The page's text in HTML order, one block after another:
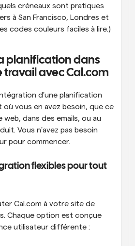
créneaux sont pratiques
à San Francisco, Londres et
codes couleurs faciles à lire.)
planification dans
travail avec Cal.com
d'une planification
vous en avez besoin, que ce
dans des emails, ou au
Vous n'avez pas besoin
pour commencer.
flexibles pour tout
Cal.com à votre site de
Chaque option est conçue
utilisateur différente :